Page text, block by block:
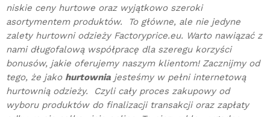
niskie ceny hurtowe oraz wyjątkowo szeroki
asortymentem produktów. To główne, ale nie jedyne
zalety hurtowni odzieży Factoryprice.eu. Warto nawiązać z
nami długofalową współpracę dla szeregu korzyści
bonusów, jakie oferujemy naszym klientom! Zacznijmy od
tego, że jako hurtownia jesteśmy w pełni internetową
hurtownią odzieży. Czyli cały proces zakupowy od
wyboru produktów do finalizacji transakcji oraz zapłaty